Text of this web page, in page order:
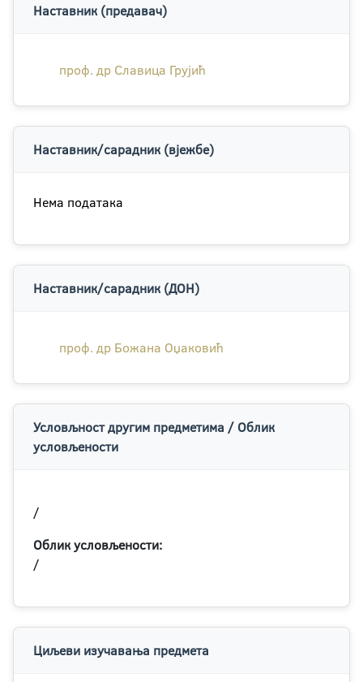
Наставник (предавач)
проф. др Славица Грујић
Наставник/сарадник (вјежбе)
Нема података
Наставник/сарадник (ДОН)
проф. др Божана Оџаковић
Условљност другим предметима / Облик
условљености
/
Облик условљености:
/
Циљеви изучавања предмета